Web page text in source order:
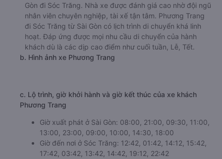
Gòn đi Sóc Trăng. Nhà xe được đánh giá cao nhờ đội ngũ
nhân viên chuyên nghiệp, tài xế tận tâm. Phương Trang
đi Sóc Trăng từ Sài Gòn có lịch trình di chuyển khá linh
hoạt. Đáp ứng được mọi nhu cầu di chuyển của hành
khách dù là các dịp cao điểm như cuối tuần, Lễ, Tết.
b. Hình ảnh xe Phương Trang
c. Lộ trình, giờ khởi hành và giờ kết thúc của xe khách
Phương Trang
Giờ xuất phát ở Sài Gòn: 08:00, 21:00, 09:30, 11:00,
13:00, 23:00, 09:00, 10:00, 14:30, 18:00
Giờ đến nơi ở Sóc Trăng: 12:42, 01:42, 14:12, 15:42,
17:42, 03:42, 13:42, 14:42, 19:12, 22:42